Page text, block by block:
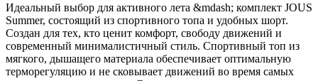
Идеальный выбор для активного лета &mdash; комплект JOUS
Summer, состоящий из спортивного топа и удобных шорт.
Создан для тех, кто ценит комфорт, свободу движений и
современный минималистичный стиль. Спортивный топ из
мягкого, дышащего материала обеспечивает оптимальную
терморегуляцию и не сковывает движений во время самых